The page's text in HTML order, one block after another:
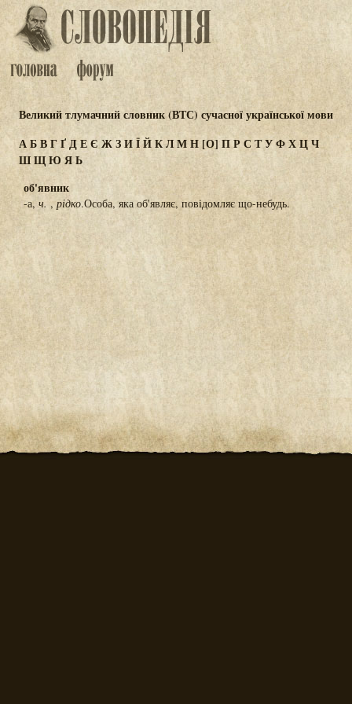
Великий тлумачний словник (ВТС) сучасної української мови
АБВГҐДЕЄ ЖЗИЇЙКЛМН[О] ПР СТУФХЦЧ
ШЩЮЯЬ
об'явник
-а, ч. , рідко.Особа, яка об'являє, повідомляє що-небудь.